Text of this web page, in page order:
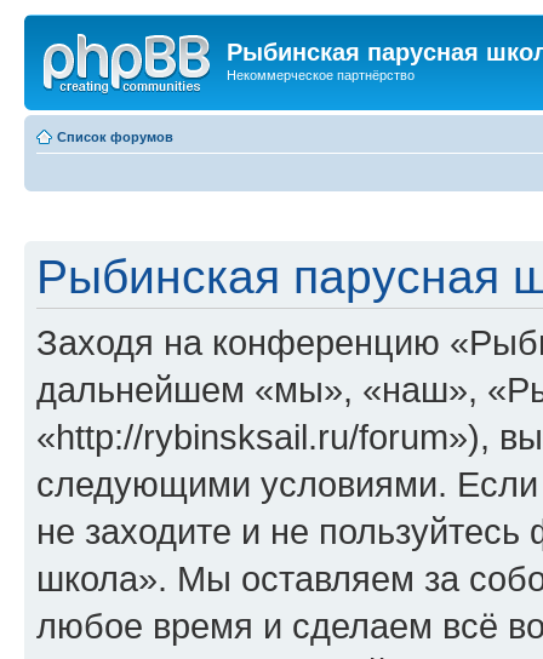
Рыбинская парусная
Некоммерческое партнёрство
Список форумов
Рыбинская парусная
Заходя на конференцию
дальнейшем «мы», «наш»,
«http://rybinsksail.ru/forum»),
следующими условиями.
не заходите и не
школа». Мы оставляем за
любое время и сделаем всё